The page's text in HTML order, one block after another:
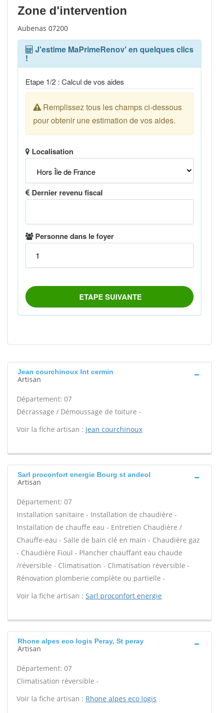
Zone d'intervention
Aubenas 07200
Jean courchinoux Int cermin
Artisan
Département: 07
Décrassage / Démoussage de toiture -
Voir la fiche artisan : Jean courchinoux
Sarl proconfort energie Bourg st andeol
Artisan
Département: 07
Installation sanitaire - Installation de chaudière -
Installation de chauffe eau - Entretien Chaudière /
Chauffe-eau - Salle de bain clé en main - Chaudière gaz
- Chaudière Fioul - Plancher chauffant eau chaude
/réversible - Climatisation - Climatisation réversible -
Rénovation plomberie complète ou partielle -
Voir la fiche artisan : Sarl proconfort energie
Rhone alpes eco logis Peray, St peray
Artisan
Département: 07
Climatisation réversible -
Voir la fiche artisan : Rhone alpes eco logis